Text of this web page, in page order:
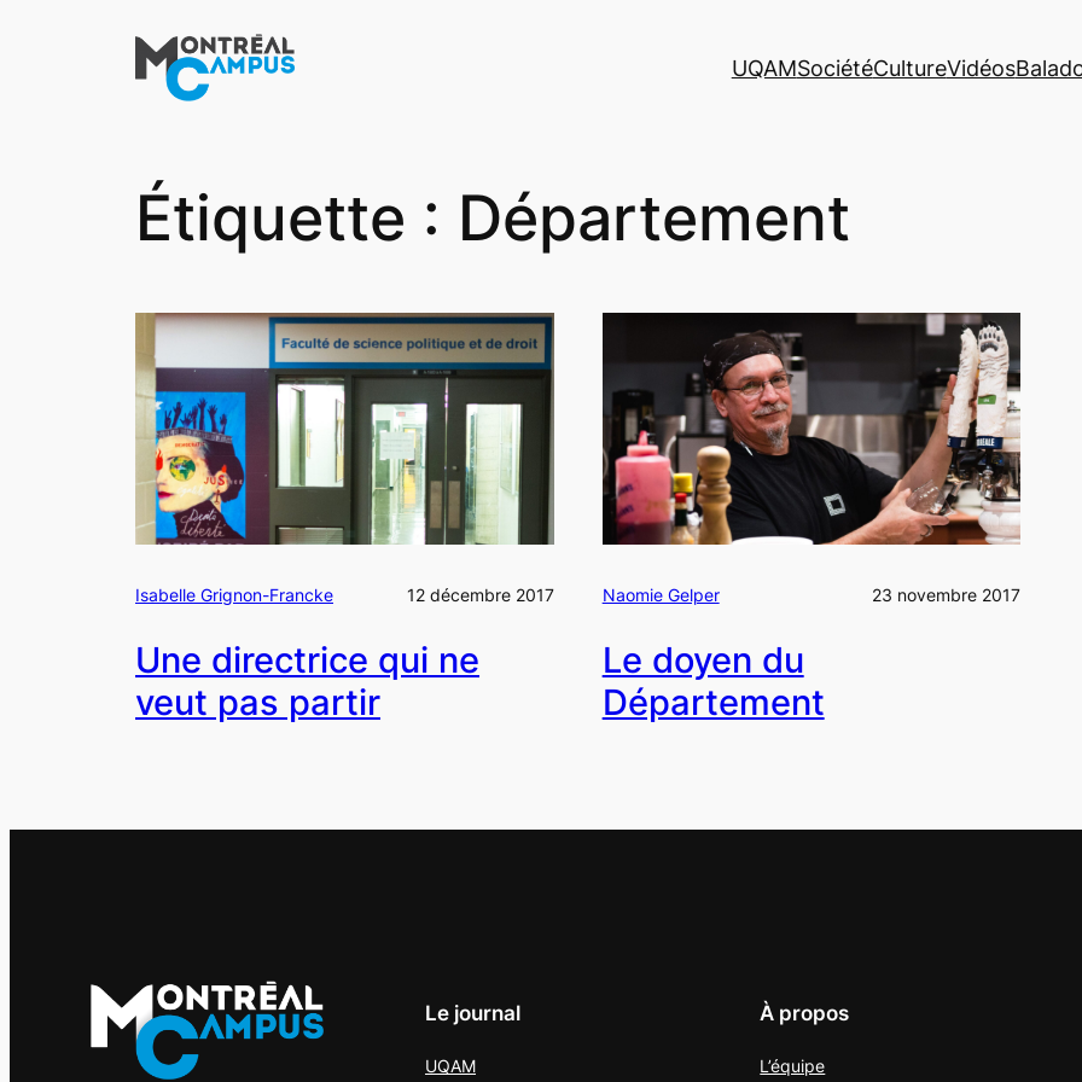
UQAMSociétéCultureVidéos
Étiquette : Département
Isabelle Grignon-Francke 12 décembre 2017
Une directrice qui ne
veut pas partir
Naomie Gelper 23 novembre 2017
Le doyen du
Département
Le journal
UQAM
À propos
L’équipe